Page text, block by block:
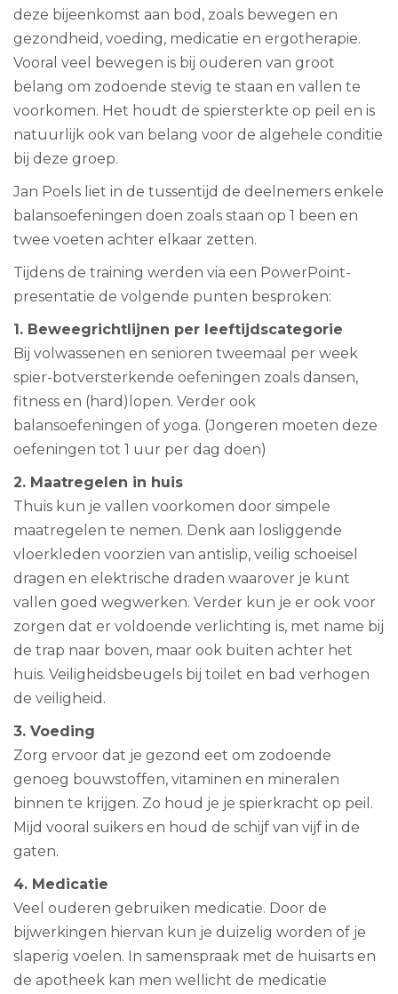
deze bijeenkomst aan bod, zoals bewegen en
gezondheid, voeding, medicatie en ergotherapie.
Vooral veel bewegen is bij ouderen van groot
belang om zodoende stevig te staan en vallen te
voorkomen. Het houdt de spiersterkte op peil en is
natuurlijk ook van belang voor de algehele conditie
bij deze groep.
Jan Poels liet in de tussentijd de deelnemers enkele
balansoefeningen doen zoals staan op 1 been en
twee voeten achter elkaar zetten.
Tijdens de training werden via een PowerPoint-
presentatie de volgende punten besproken:
1. Beweegrichtlijnen per leeftijdscategorie
Bij volwassenen en senioren tweemaal per week
spier-botversterkende oefeningen zoals dansen,
fitness en (hard)lopen. Verder ook
balansoefeningen of yoga. (Jongeren moeten deze
oefeningen tot 1 uur per dag doen)
2. Maatregelen in huis
Thuis kun je vallen voorkomen door simpele
maatregelen te nemen. Denk aan losliggende
vloerkleden voorzien van antislip, veilig schoeisel
dragen en elektrische draden waarover je kunt
vallen goed wegwerken. Verder kun je er ook voor
zorgen dat er voldoende verlichting is, met name bij
de trap naar boven, maar ook buiten achter het
huis. Veiligheidsbeugels bij toilet en bad verhogen
de veiligheid.
3. Voeding
Zorg ervoor dat je gezond eet om zodoende
genoeg bouwstoffen, vitaminen en mineralen
binnen te krijgen. Zo houd je je spierkracht op peil.
Mijd vooral suikers en houd de schijf van vijf in de
gaten.
4. Medicatie
Veel ouderen gebruiken medicatie. Door de
bijwerkingen hiervan kun je duizelig worden of je
slaperig voelen. In samenspraak met de huisarts en
de apotheek kan men wellicht de medicatie